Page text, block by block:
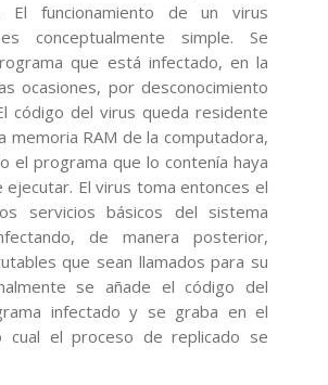
El funcionamiento de un virus
conceptualmente simple. Se
que está infectado, en la
ocasiones, por desconocimiento
código del virus queda residente
memoria RAM de la computadora,
el programa que lo contenía haya
El virus toma entonces el
servicios básicos del sistema
de manera posterior,
que sean llamados para su
se añade el código del
infectado y se graba en el
cual el proceso de replicado se